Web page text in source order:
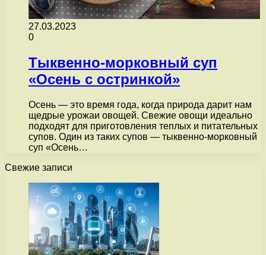
27.03.2023
0
Тыквенно-морковный суп
«Осень с остринкой»
Осень — это время года, когда природа дарит нам
щедрые урожаи овощей. Свежие овощи идеально
подходят для приготовления теплых и питательных
супов. Один из таких супов — тыквенно-морковный
суп «Осень…
Свежие записи